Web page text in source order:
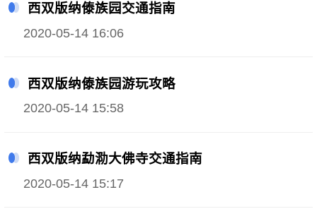
西双版纳傣族园交通指南
2020-05-14 16:06
西双版纳傣族园游玩攻略
2020-05-14 15:58
西双版纳勐泐大佛寺交通指南
2020-05-14 15:17